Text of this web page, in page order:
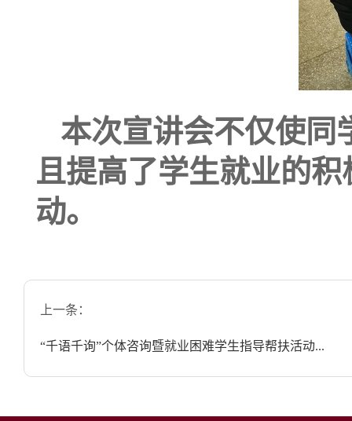
本次宣讲会不仅使同
且提高了学生就业的
动。
上一条：
“千语千询”个体咨询暨就业困难学生指导帮扶活动...